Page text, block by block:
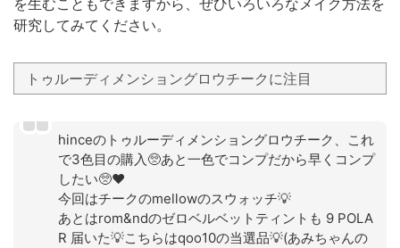
を生むこともできますから、ぜひいろいろなメイク方法を
研究してみてください。
トゥルーディメンショングロウチークに注目
hinceのトゥルーディメンショングロウチーク、これ
で3色目の購入🥺あと一色でコンプだから早くコンプ
したい🥺❤️
今回はチークのmellowのスウォッチ💡
あとはrom&ndのゼロベルベットティントも 9 POLA
R 届いた💡こちらはqoo10の当選品💡(あみちゃんの